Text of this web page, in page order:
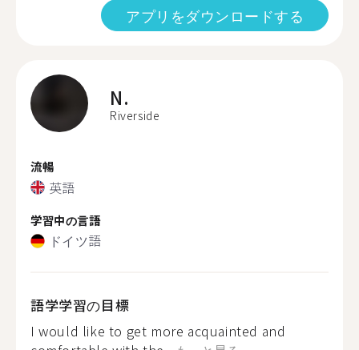
アプリをダウンロードする
N.
Riverside
流暢
英語
学習中の言語
ドイツ語
語学学習の目標
I would like to get more acquainted and